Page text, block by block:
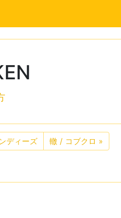
ディーズ 轍 / コブクロ »